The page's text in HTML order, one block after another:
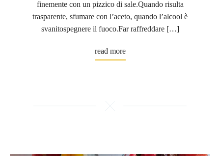
finemente con un pizzico di sale.Quando risulta
trasparente, sfumare con l’aceto, quando l’alcool è
svanitospegnere il fuoco.Far raffreddare […]
read more